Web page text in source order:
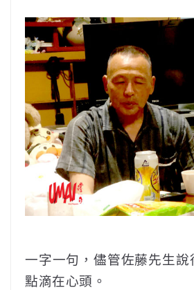
一字一句，儘管佐藤先生說
點滴在心頭。